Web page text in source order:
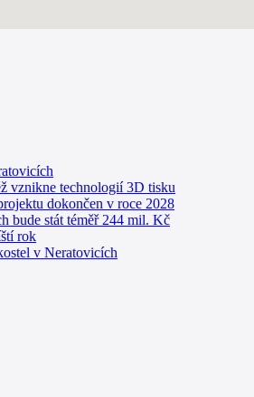
vznikne technologií 3D tisku
dokončen v roce 2028
bude stát téměř 244 mil. Kč
rok
v Neratovicích